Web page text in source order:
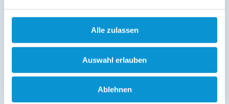
Alle zulassen
Auswahl erlauben
Ablehnen
Bungalow, Doppelzimmer: bis zum 60. Tag vor Anreise 25 % des
Mietpreises bis zum 45. Tag vor Anreise 50 % des Mietpreises bis
zum 29. Tag vor Anreise 80 % des Mietpreises innerhalb eines
Tages vor Anreise oder nicht erscheinen 100% Die Stornogebühr
Sätze für einige Objekte gelten. Diese entnehmen Sie bitte den
bei der Buchung angezeigten Stornierungsbedingungen. Wir
empfehlen Ihnen den Abschluss einer
Reiserücktrittsversicherung. Die Rücktrittserklärung hat in jedem